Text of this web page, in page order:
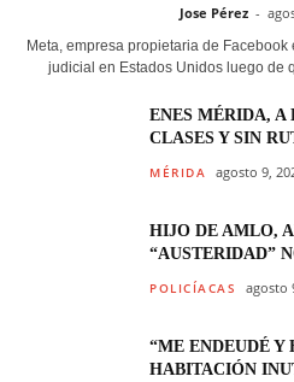
Jose Pérez -
Meta, empresa propietaria de
judicial en Estados Unidos luego de
ENES MÉRIDA, A
CLASES Y SIN
MÉRIDA agosto 9,
HIJO DE AMLO,
“AUSTERIDAD”
POLICÍACAS agosto
“ME ENDEUDÉ Y
HABITACIÓN